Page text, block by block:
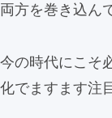
方を巻き込ん
の時代にこ
でますます注